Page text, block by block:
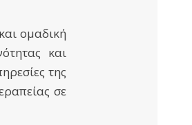
ομαδική
και
της
σε